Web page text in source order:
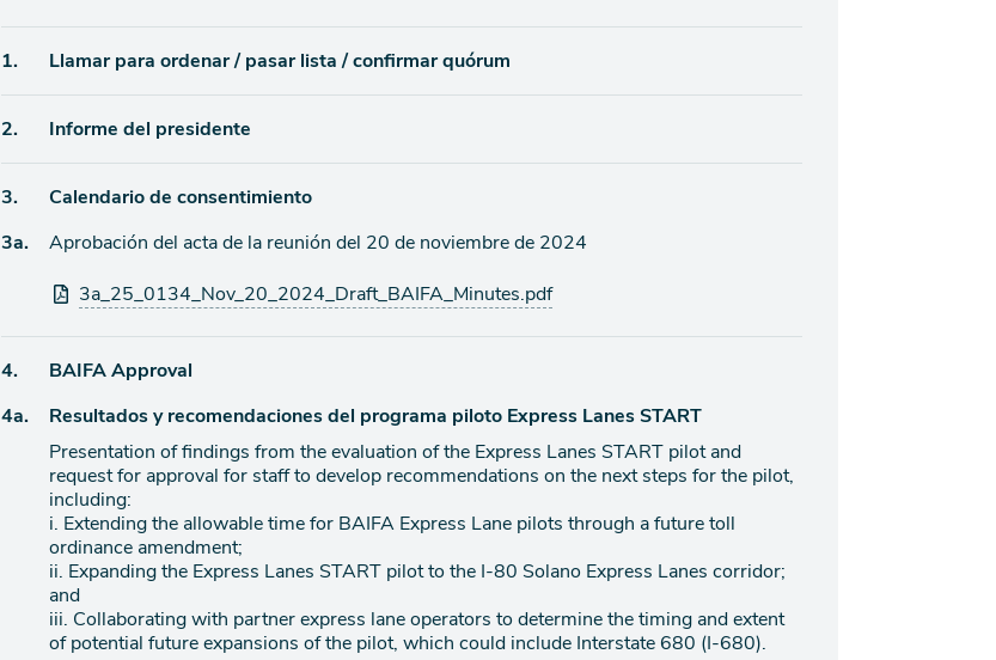
Ítem
agenda
1. Llamar para ordenar / pasar lista / confirmar quórum
Ítem
agenda
2. Informe del presidente
Ítem
de
3.
Calendario de consentimiento
Ítem
3a.
Aprobación del acta de la reunión del 20 de noviembre de 2024
Archivos
adjuntos
3a_25_0134_Nov_20_2024_Draft_BAIFA_Minutes.pdf
Ítem
de
agenda
4.
BAIFA Approval
Ítem
agenda
4a.
Resultados y recomendaciones del programa piloto Express Lanes START
Presentation of findings from the evaluation of the Express Lanes START pilot and
request for approval for staff to develop recommendations on the next steps for the pilot,
including:
i. Extending the allowable time for BAIFA Express Lane pilots through a future toll
ordinance amendment;
ii. Expanding the Express Lanes START pilot to the I-80 Solano Express Lanes corridor;
and
iii. Collaborating with partner express lane operators to determine the timing and extent
of potential future expansions of the pilot, which could include Interstate 680 (I-680).